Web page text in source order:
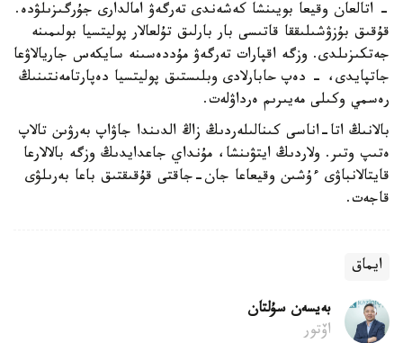
- اتالعان وقيعا بويىنشا كەشەندى تەرگەۋ امالدارى جۇرگىزىلۋدە.
قۇقىق بۇزۋشىلىققا قاتىسى بار بارلىق تۇلعالار پوليتسيا بولىمىنە
جەتكىزىلدى. وزگە اقپارات تەرگەۋ مۇددەسىنە سايكەس جاريالاۋعا
جاتپايدى، - دەپ حابارلادى وبلىستىق پوليتسيا دەپارتامەنتىنىڭ
رەسمي وكىلى مەيىرىم ەرداۋلەت.
بالانىڭ اتا-اناسى كىنالىلەردىڭ زاڭ الدىندا جاۋاپ بەرۋىن تالاپ
ەتىپ وتىر. ولاردىڭ ايتۋىنشا، مۇنداي جاعدايدىڭ وزگە بالالارعا
قايتالانباۋى ءۇشىن وقيعاعا جان-جاقتى قۇقىقتىق باعا بەرىلۋى
قاجەت.
ايماق
بەيسەن سۇلتان
اۆتور